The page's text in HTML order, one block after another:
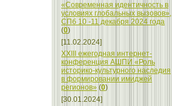
«Современная идентичность в
условиях глобальных вызовов»,
СПб 10 -11 декабря 2024 года
(0)
[11.02.2024]
XXIII ежегодная интернет-
конференция АШПИ «Роль
историко-культурного наследия
в формировании имиджей
регионов» (0)
[30.01.2024]